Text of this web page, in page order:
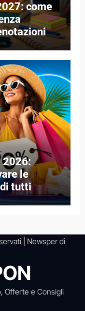
come
e
2026:
le
tutti
Newsperdi
Offerte e Consigli